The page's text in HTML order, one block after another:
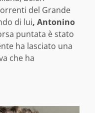
del Grande
di lui, Antonino
puntata è stato
ha lasciato una
che ha